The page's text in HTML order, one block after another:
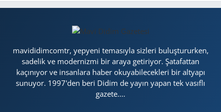
mavididimcomtr, yepyeni temasıyla sizleri buluştururken,
sadelik ve modernizmi bir araya getiriyor. Şatafattan
kaçınıyor ve insanlara haber okuyabilecekleri bir altyapı
sunuyor. 1997'den beri Didim de yayın yapan tek vasıflı
gazete....